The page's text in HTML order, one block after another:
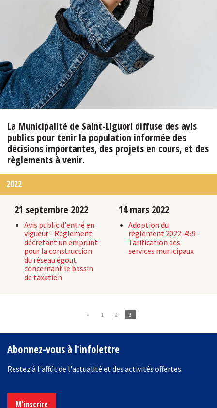
La Municipalité de Saint-Liguori diffuse des avis
publics pour tenir la population informée des
décisions importantes, des projets en cours, et des
règlements à venir.
2022
21 septembre 2022
Avis public d'entré en
vigueur - Règlement
décretant un emprunt
pour la construction
du réseau égout
concernant le bassin
de taxation
14 mars 2022
Adoption du
règlement 2022-459 -
Tarification des
services municipaux
« 1 2 3
Abonnez-vous à l'infolettre
Restez à l'affût de l'actualité et des activités offertes.
M'inscrire